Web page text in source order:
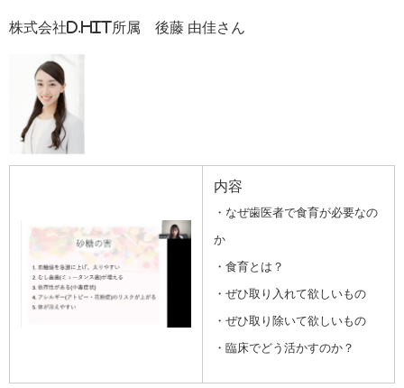
株式会社D.HIT所属 後藤 由佳さん
内容
・なぜ歯医者で食育が必要なの
か
・食育とは？
・ぜひ取り入れて欲しいもの
・ぜひ取り除いて欲しいもの
・臨床でどう活かすのか？